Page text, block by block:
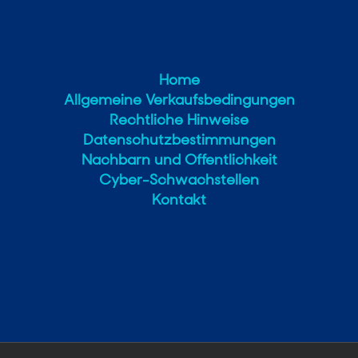
Home
Allgemeine Verkaufsbedingungen
Rechtliche Hinweise
Datenschutzbestimmungen
Nachbarn und Offentlichkeit
Cyber-Schwachstellen
Kontakt